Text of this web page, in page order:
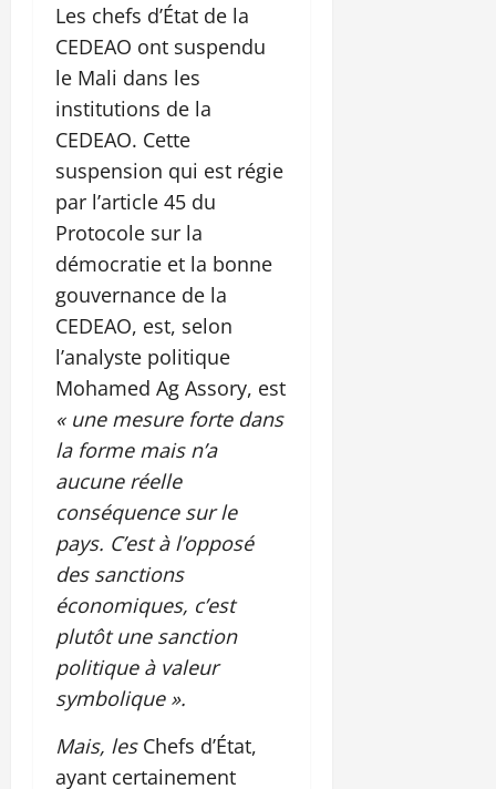
Les chefs d’État de la
CEDEAO ont suspendu
le Mali dans les
institutions de la
CEDEAO. Cette
suspension qui est régie
par l’article 45 du
Protocole sur la
démocratie et la bonne
gouvernance de la
CEDEAO, est, selon
l’analyste politique
Mohamed Ag Assory, est
« une mesure forte dans
la forme mais n’a
aucune réelle
conséquence sur le
pays. C’est à l’opposé
des sanctions
économiques, c’est
plutôt une sanction
politique à valeur
symbolique ».
Mais, les Chefs d’État,
ayant certainement